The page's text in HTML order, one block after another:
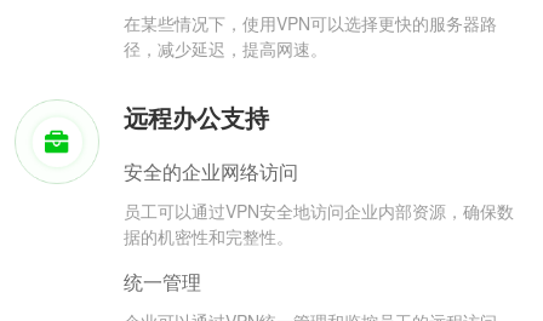
在某些情况下，使用VPN可以选择更快的服务器路
径，减少延迟，提高网速。
远程办公支持
安全的企业网络访问
员工可以通过VPN安全地访问企业内部资源，确保数
据的机密性和完整性。
统一管理